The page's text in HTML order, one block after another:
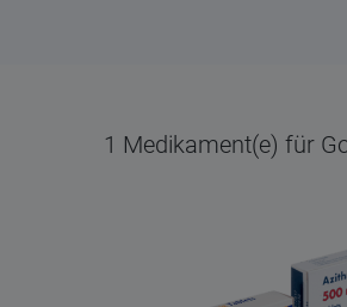
1 Medikament(e) für